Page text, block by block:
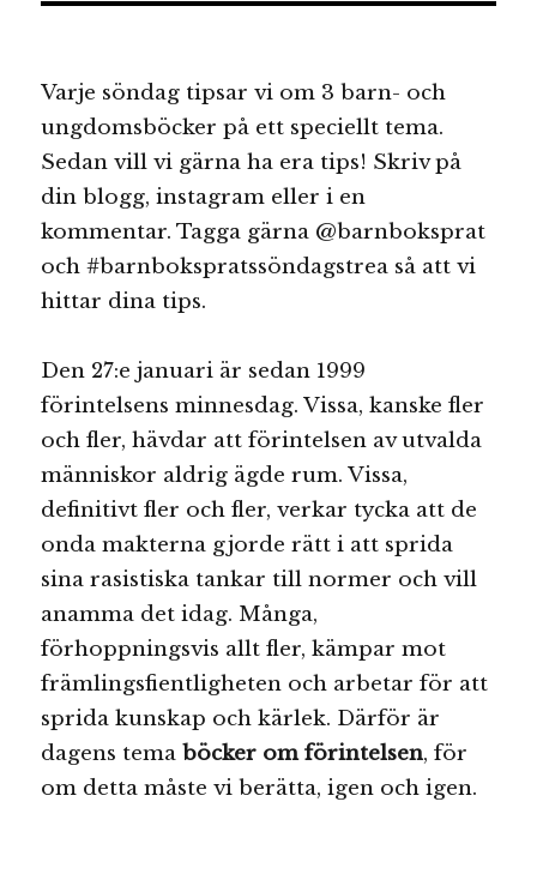
Varje söndag tipsar vi om 3 barn- och
ungdomsböcker på ett speciellt tema.
Sedan vill vi gärna ha era tips! Skriv på
din blogg, instagram eller i en
kommentar. Tagga gärna @barnboksprat
och #barnbokspratssöndagstrea så att vi
hittar dina tips.
Den 27:e januari är sedan 1999
förintelsens minnesdag. Vissa, kanske fler
och fler, hävdar att förintelsen av utvalda
människor aldrig ägde rum. Vissa,
definitivt fler och fler, verkar tycka att de
onda makterna gjorde rätt i att sprida
sina rasistiska tankar till normer och vill
anamma det idag. Många,
förhoppningsvis allt fler, kämpar mot
främlingsfientligheten och arbetar för att
sprida kunskap och kärlek. Därför är
dagens temaböcker om förintelsen, för
om detta måste vi berätta, igen och igen.